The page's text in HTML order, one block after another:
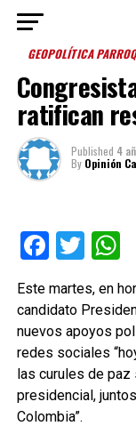
GEOPOLÍTICA
ratifican
Published 4
By Opinión
Este martes, en
candidato
nuevos apoyos
redes sociales
las curules de paz
presidencial,
Colombia”.